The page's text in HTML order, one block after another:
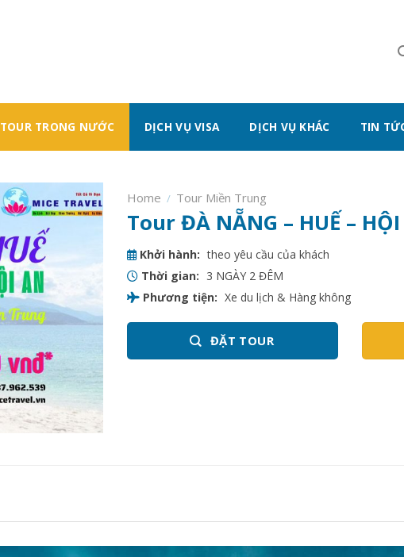
TOUR TRONG NƯỚC DỊCH VỤ VISA DỊCH VỤ KHÁC TIN
Home / Tour Miền Trung
Tour ĐÀ NẴNG – HUẾ –
Khởi hành: theo yêu cầu của khách
Thời gian: 3 NGÀY 2 ĐÊM
Phương tiện: Xe du lịch & Hàng không
ĐẶT TOUR